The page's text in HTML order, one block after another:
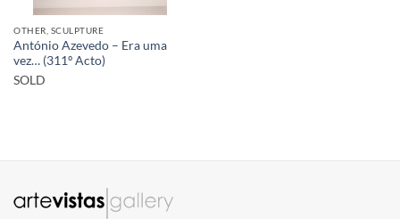
OTHER, SCULPTURE
António Azevedo – Era uma
vez… (311º Acto)
SOLD